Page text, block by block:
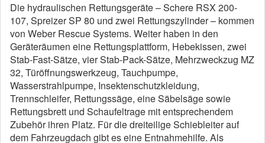
Die hydraulischen Rettungsgeräte – Schere RSX 200-
107, Spreizer SP 80 und zwei Rettungszylinder – kommen
von Weber Rescue Systems. Weiter haben in den
Geräteräumen eine Rettungsplattform, Hebekissen, zwei
Stab-Fast-Sätze, vier Stab-Pack-Sätze, Mehrzweckzug MZ
32, Türöffnungswerkzeug, Tauchpumpe,
Wasserstrahlpumpe, Insektenschutzkleidung,
Trennschleifer, Rettungssäge, eine Säbelsäge sowie
Rettungsbrett und Schaufeltrage mit entsprechendem
Zubehör ihren Platz. Für die dreiteilige Schiebleiter auf
dem Fahrzeugdach gibt es eine Entnahmehilfe. Als